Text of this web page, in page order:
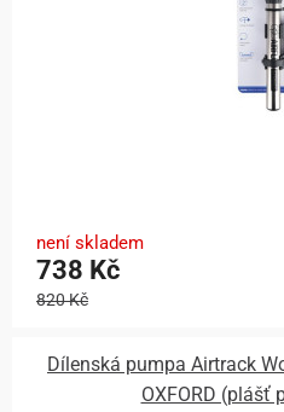
není skladem
738 Kč
820 Kč
Dílenská pumpa Airtrack
OXFORD (plášť